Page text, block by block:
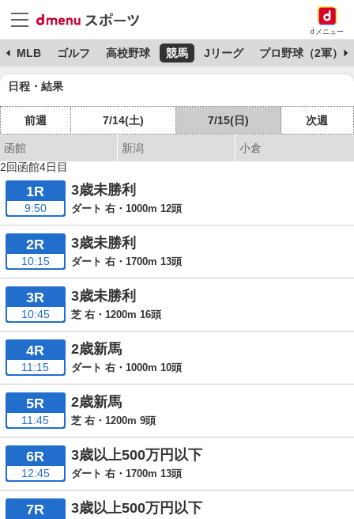
dメニュー
MLB ゴルフ 高校野球 競馬 Jリーグ プロ野球（2軍）
日程・結果
前週 7/14(土) 7/15(日) 次週
函館 新潟
小倉
2回函館4日目
1R
9:50
3歳未勝利
ダート 右・1000m 12頭
2R
10:15
3歳未勝利
ダート 右・1700m 13頭
3R
10:45
3歳未勝利
芝 右・1200m 16頭
4R
11:15
2歳新馬
ダート 右・1000m 10頭
5R
11:45
2歳新馬
芝 右・1200m 9頭
6R
12:45
3歳以上500万円以下
ダート 右・1700m 13頭
7R 3歳以上500万円以下